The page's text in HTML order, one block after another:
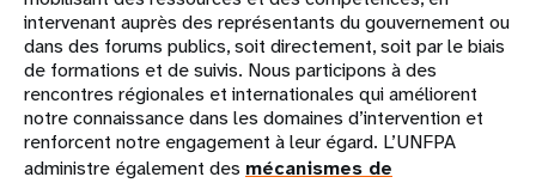
intervenant auprès des représentants du gouvernement ou
dans des forums publics, soit directement, soit par le biais
de formations et de suivis. Nous participons à des
rencontres régionales et internationales qui améliorent
notre connaissance dans les domaines d’intervention et
renforcent notre engagement à leur égard. L’UNFPA
administre également des mécanismes de